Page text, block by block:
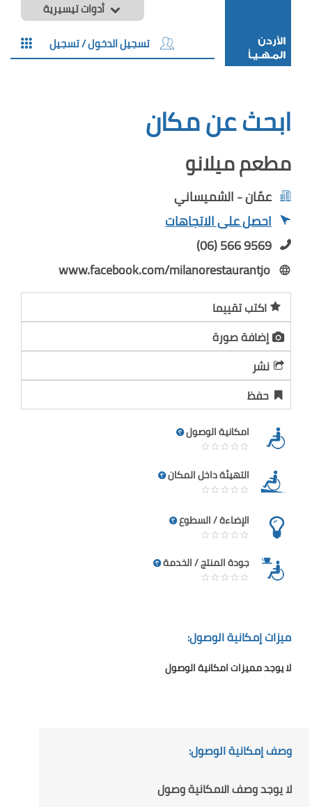
أدوات تيسيرية
تسجيل الدخول / تسجيل
ابحث عن مكان
مطعم ميلانو
عمّان - الشميساني
احصل على الاتجاهات
(06) 566 9569
www.facebook.com/milanorestaurantjo
اكتب تقييما
إضافة صورة
نشر
حفظ
امكانية الوصول
التهيئة داخل المكان
الإضاءة / السطوع
جودة المنتج / الخدمة
ميزات إمكانية الوصول:
لا يوجد مميزات امكانية الوصول
وصف إمكانية الوصول:
لا يوجد وصف الامكانية وصول